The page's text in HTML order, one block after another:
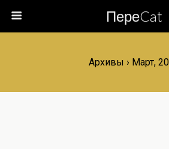
ПереCat
Архивы › Март,